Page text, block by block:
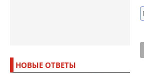
НОВЫЕ ОТВЕТЫ